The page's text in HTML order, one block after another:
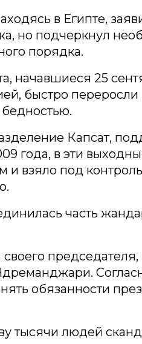
в Египте,
но подчеркнул
порядка.
начавшиеся 25
быстро
Капсат,
года, в эти
и взяло под
часть
своего
обязанности
тысячи людей